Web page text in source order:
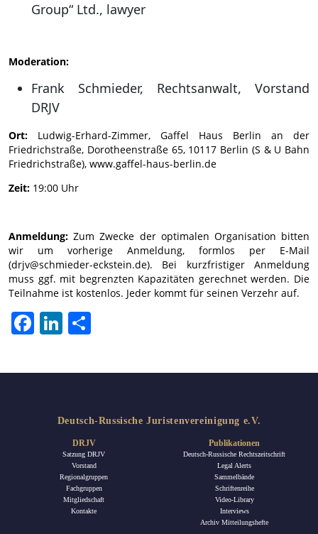
Group“ Ltd., lawyer
Moderation:
Frank Schmieder, Rechtsanwalt, Vorstand
DRJV
Ort: Ludwig-Erhard-Zimmer, Gaffel Haus Berlin an der
Friedrichstraße, Dorotheenstraße 65, 10117 Berlin (S & U Bahn
Friedrichstraße), www.gaffel-haus-berlin.de
Zeit: 19:00 Uhr
Anmeldung:Zum Zwecke der optimalen Organisation bitten
wir um vorherige Anmeldung, formlos per E-Mail
(drjv@schmieder-eckstein.de). Bei kurzfristiger Anmeldung
muss ggf. mit begrenzten Kapazitäten gerechnet werden. Die
Teilnahme ist kostenlos. Jeder kommt für seinen Verzehr auf.
FacebookLinkedIn
Deutsch-Russische Juristenvereinigung e.V.
DRJV
Satzung DRJV
Vorstand
Regionalgruppen
Fachgruppen
Mitgliedschaft
Kontakte
Publikationen
Deutsch-Russische Rechtszeitschrift
Legal Alerts
Sammelbände
Schriftenreihe
Video-Library
Interviews
Archiv Mitteilungshefte